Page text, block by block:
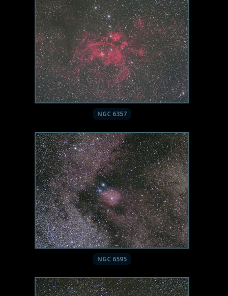
NGC 6357
NGC 6595